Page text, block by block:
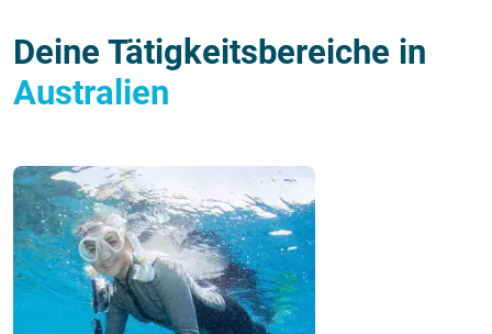
Deine Tätigkeitsbereiche in
Australien